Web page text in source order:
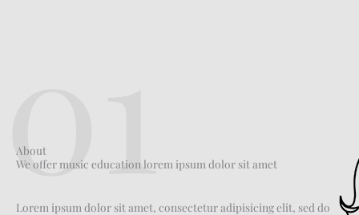
01
About
We offer music education lorem ipsum dolor sit amet
Lorem ipsum dolor sit amet, consectetur adipisicing elit, sed do